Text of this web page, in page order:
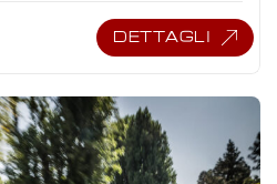
DETTAGLI